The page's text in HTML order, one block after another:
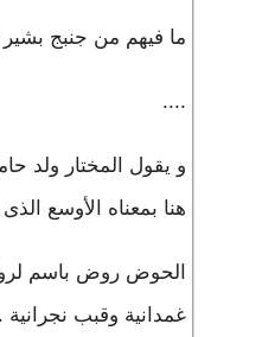
ما فيهم من جنبج بشير
....
و يقول المختار ولد
هنا بمعناه الأوسع
الحوض روض باسم
غمدانية وقبب نجرانية .